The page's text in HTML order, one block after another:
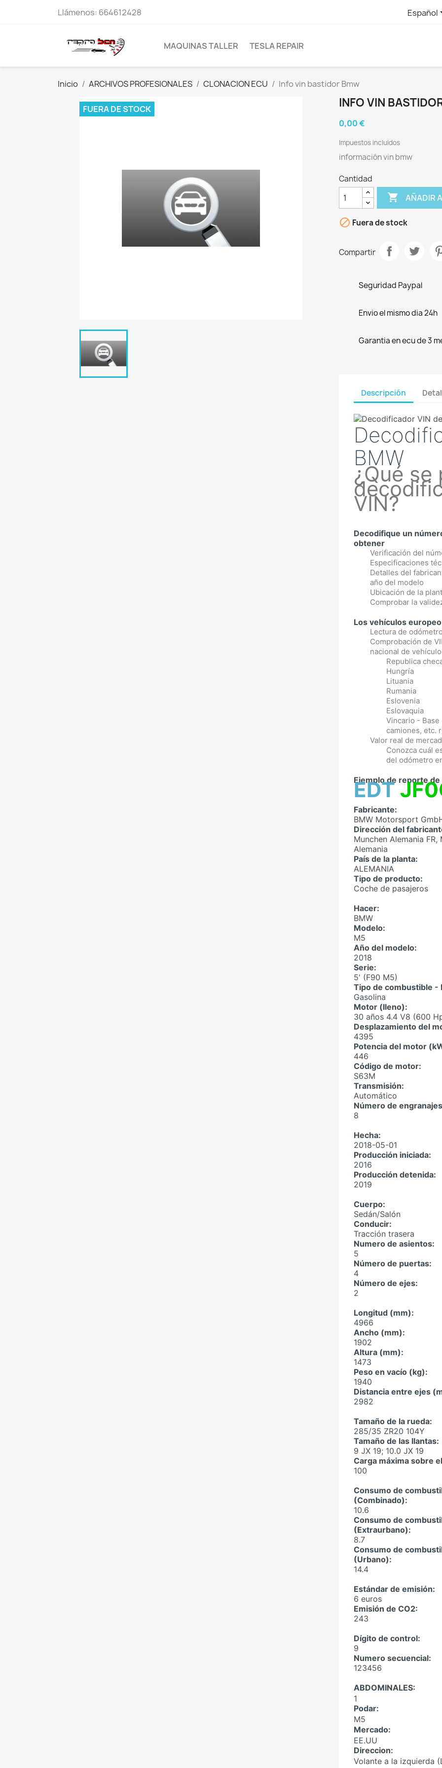
Llámenos: 664612428 Español
MAQUINAS TALLER TESLA REPAIR
Inicio ARCHIVOS PROFESIONALES CLONACION ECU Info vin bastidor Bmw
FUERA DE STOCK INFO VIN
0,00 €
Impuestos incluidos
información vin bmw
Cantidad
 AÑADIR
 Fuera de stock
Compartir
Seguridad Paypal
Envio el mismo dia 24h
Garantia en ecu de 3
Descripción
BMW
¿Qué se
VIN?
Decodifique un
obtener
Verificación del
Especificaciones
Detalles del
año del modelo
Ubicación de la
Comprobar la
Los vehículos
Lectura de
Comprobación de
nacional de
Republica
Hungría
Lituania
Rumania
Eslovenia
Eslovaquia
Vincario -
camiones, etc.
Valor real de
Conozca cuál
del odómetro
Ejemplo de reporte
EDT
Fabricante:
BMW Motorsport
Dirección del
Munchen Alemania FR,
Alemania
País de la planta:
ALEMANIA
Tipo de producto:
Coche de pasajeros
Hacer:
BMW
Modelo:
M5
Año del modelo:
2018
Serie:
5' (F90 M5)
Tipo de combustible -
Gasolina
Motor (lleno):
30 años 4.4 V8 (600
Desplazamiento del
4395
Potencia del motor
446
Código de motor:
S63M
Transmisión:
Automático
Número de
8
Hecha:
2018-05-01
Producción iniciada:
2016
Producción detenida:
2019
Cuerpo:
Sedán/Salón
Conducir:
Tracción trasera
Numero de asientos:
5
Número de puertas:
4
Número de ejes:
2
Longitud (mm):
4966
Ancho (mm):
1902
Altura (mm):
1473
Peso en vacío (kg):
1940
Distancia entre ejes
2982
Tamaño de la rueda:
285/35 ZR20 104Y
Tamaño de las llantas:
9 JX 19; 10.0 JX 19
Carga máxima sobre
100
Consumo de
(Combinado):
10.6
Consumo de
(Extraurbano):
8.7
Consumo de
(Urbano):
14.4
Estándar de emisión:
6 euros
Emisión de CO2:
243
Dígito de control:
9
Numero secuencial:
123456
ABDOMINALES:
1
Podar:
M5
Mercado:
EE.UU
Direccion:
Volante a la izquierda